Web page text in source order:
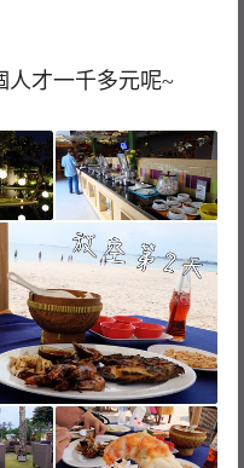
人才一千多元呢~